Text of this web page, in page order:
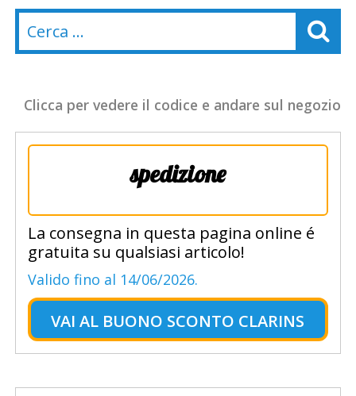
Clicca per vedere il codice e andare sul negozio
spedizione
La consegna in questa pagina online é
gratuita su qualsiasi articolo!
Valido fino al 14/06/2026.
VAI AL BUONO SCONTO CLARINS